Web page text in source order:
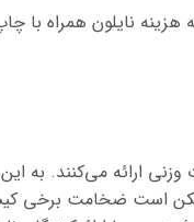
ارائه می‌کنند. به
است ضخامت برخی